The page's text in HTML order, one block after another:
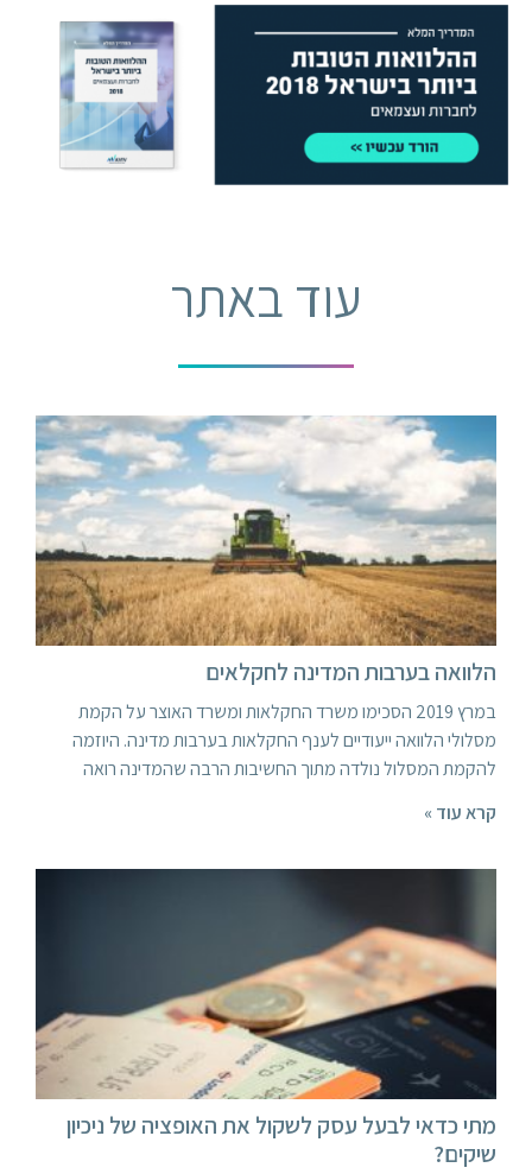
עוד באתר
הלוואה בערבות המדינה לחקלאים
במרץ 2019 הסכימו משרד החקלאות ומשרד האוצר על הקמת
מסלולי הלוואה ייעודיים לענף החקלאות בערבות מדינה. היוזמה
להקמת המסלול נולדה מתוך החשיבות הרבה שהמדינה רואה
קרא עוד »
מתי כדאי לבעל עסק לשקול את האופציה של ניכיון
שיקים?